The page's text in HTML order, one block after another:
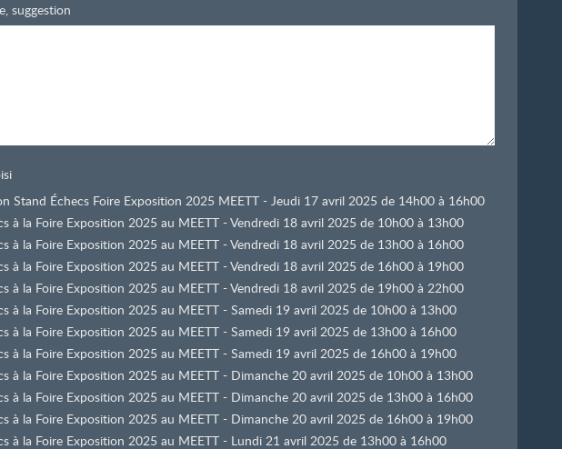
suggestion
Stand Échecs Foire Exposition 2025 MEETT - Jeudi 17 avril 2025 de 14h00 à 16h00
à la Foire Exposition 2025 au MEETT - Vendredi 18 avril 2025 de 10h00 à 13h00
à la Foire Exposition 2025 au MEETT - Vendredi 18 avril 2025 de 13h00 à 16h00
à la Foire Exposition 2025 au MEETT - Vendredi 18 avril 2025 de 16h00 à 19h00
à la Foire Exposition 2025 au MEETT - Vendredi 18 avril 2025 de 19h00 à 22h00
à la Foire Exposition 2025 au MEETT - Samedi 19 avril 2025 de 10h00 à 13h00
à la Foire Exposition 2025 au MEETT - Samedi 19 avril 2025 de 13h00 à 16h00
à la Foire Exposition 2025 au MEETT - Samedi 19 avril 2025 de 16h00 à 19h00
à la Foire Exposition 2025 au MEETT - Dimanche 20 avril 2025 de 10h00 à 13h00
à la Foire Exposition 2025 au MEETT - Dimanche 20 avril 2025 de 13h00 à 16h00
à la Foire Exposition 2025 au MEETT - Dimanche 20 avril 2025 de 16h00 à 19h00
à la Foire Exposition 2025 au MEETT - Lundi 21 avril 2025 de 13h00 à 16h00